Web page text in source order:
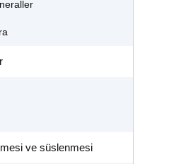
ve süslenmesi